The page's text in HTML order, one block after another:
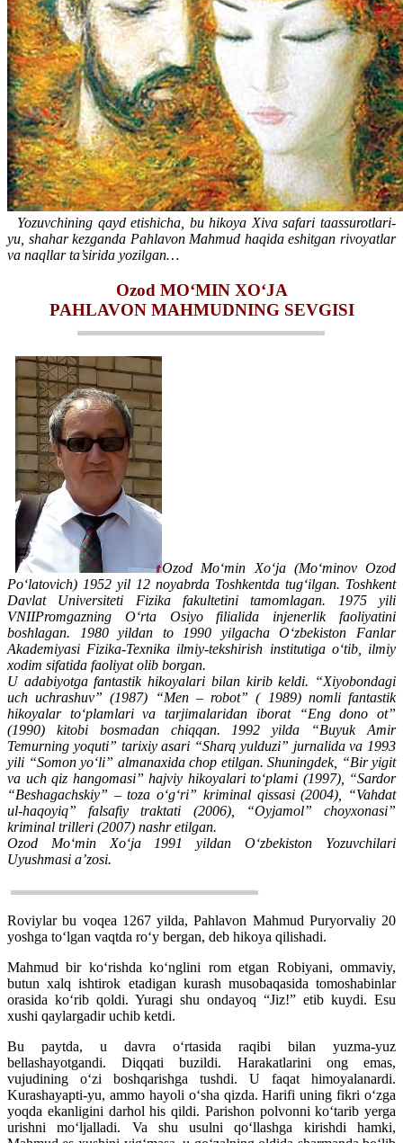
Yozuvchining qayd etishicha, bu hikoya Xiva safari taassurotlari-
yu, shahar kezganda Pahlavon Mahmud haqida eshitgan rivoyatlar
va naqllar ta’sirida yozilgan…
Ozod MO‘MIN XO‘JA
PAHLAVON MAHMUDNING SЕVGISI
Ozod Mo‘min Xo‘ja (Mo‘minov Ozod
Po‘latovich) 1952 yil 12 noyabrda Toshkentda tug‘ilgan. Toshkent
Davlat Universiteti Fizika fakultetini tamomlagan. 1975 yili
VNIIPromgazning O‘rta Osiyo filialida injenerlik faoliyatini
boshlagan. 1980 yildan to 1990 yilgacha O‘zbekiston Fanlar
Akademiyasi Fizika-Texnika ilmiy-tekshirish institutiga o‘tib, ilmiy
xodim sifatida faoliyat olib borgan.
U adabiyotga fantastik hikoyalari bilan kirib keldi. “Xiyobondagi
uch uchrashuv” (1987) “Men – robot” ( 1989) nomli fantastik
hikoyalar to‘plamlari va tarjimalaridan iborat “Eng dono ot”
(1990) kitobi bosmadan chiqqan. 1992 yilda “Buyuk Amir
Temurning yoquti” tarixiy asari “Sharq yulduzi” jurnalida va 1993
yili “Somon yo‘li” almanaxida chop etilgan. Shuningdek, “Bir yigit
va uch qiz hangomasi” hajviy hikoyalari to‘plami (1997), “Sardor
“Beshagachskiy” – toza o‘g‘ri” kriminal qissasi (2004), “Vahdat
ul-haqoyiq” falsafiy traktati (2006), “Oyjamol” choyxonasi”
kriminal trilleri (2007) nashr etilgan.
Ozod Mo‘min Xo‘ja 1991 yildan O‘zbekiston Yozuvchilari
Uyushmasi a’zosi.
Roviylar bu voqea 1267 yilda, Pahlavon Mahmud Puryorvaliy 20
yoshga to‘lgan vaqtda ro‘y bergan, deb hikoya qilishadi.
Mahmud bir ko‘rishda ko‘nglini rom etgan Robiyani, ommaviy,
butun xalq ishtirok etadigan kurash musobaqasida tomoshabinlar
orasida ko‘rib qoldi. Yuragi shu ondayoq “Jiz!” etib kuydi. Esu
xushi qaylargadir uchib ketdi.
Bu paytda, u davra o‘rtasida raqibi bilan yuzma-yuz
bellashayotgandi. Diqqati buzildi. Harakatlarini ong emas,
vujudining o‘zi boshqarishga tushdi. U faqat himoyalanardi.
Kurashayapti-yu, ammo hayoli o‘sha qizda. Harifi uning fikri o‘zga
yoqda ekanligini darhol his qildi. Parishon polvonni ko‘tarib yerga
urishni mo‘ljalladi. Va shu usulni qo‘llashga kirishdi hamki,